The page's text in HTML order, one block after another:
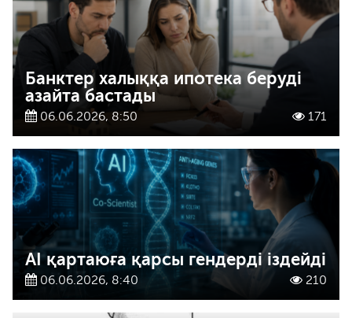
Банктер халыққа ипотека беруді
азайта бастады
06.06.2026, 8:50 171
AI қартаюға қарсы гендерді іздейді
06.06.2026, 8:40 210